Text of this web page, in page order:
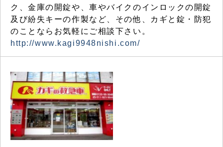
ク、金庫の開錠や、車やバイクのインロックの開錠
及び紛失キーの作製など、その他、カギと錠・防犯
のことならお気軽にご相談下さい。
http://www.kagi9948nishi.com/